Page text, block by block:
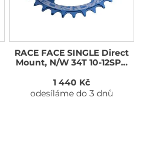
RACE FACE SINGLE Direct
Mount, N/W 34T 10-12SPD
1 440 Kč
odesíláme do 3 dnů